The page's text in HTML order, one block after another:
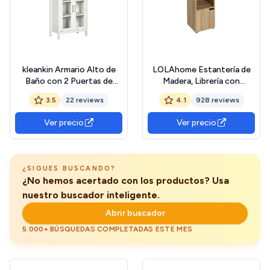
kleankin Armario Alto de
Baño con 2 Puertas de
Vidrio y 3 Estantes
Abiertos Columna Auxiliar
de Baño para Salón Aseo
Dormitorio Estilo Moderno
53x30x162 cm Blanco
3.5 22 reviews
Ver precio
LOLAhome Estantería de
Madera, Librería con
Puertas y Compartimentos
Abiertos, Mueble
almacenaje, Organizador, en
Color Natural de
120x29x30 cm para para
4.1 928 reviews
Ver precio
¿SIGUES BUSCANDO?
¿No hemos acertado con los productos? Usa
nuestro buscador inteligente.
Abrir buscador
5.000+ BÚSQUEDAS COMPLETADAS ESTE MES